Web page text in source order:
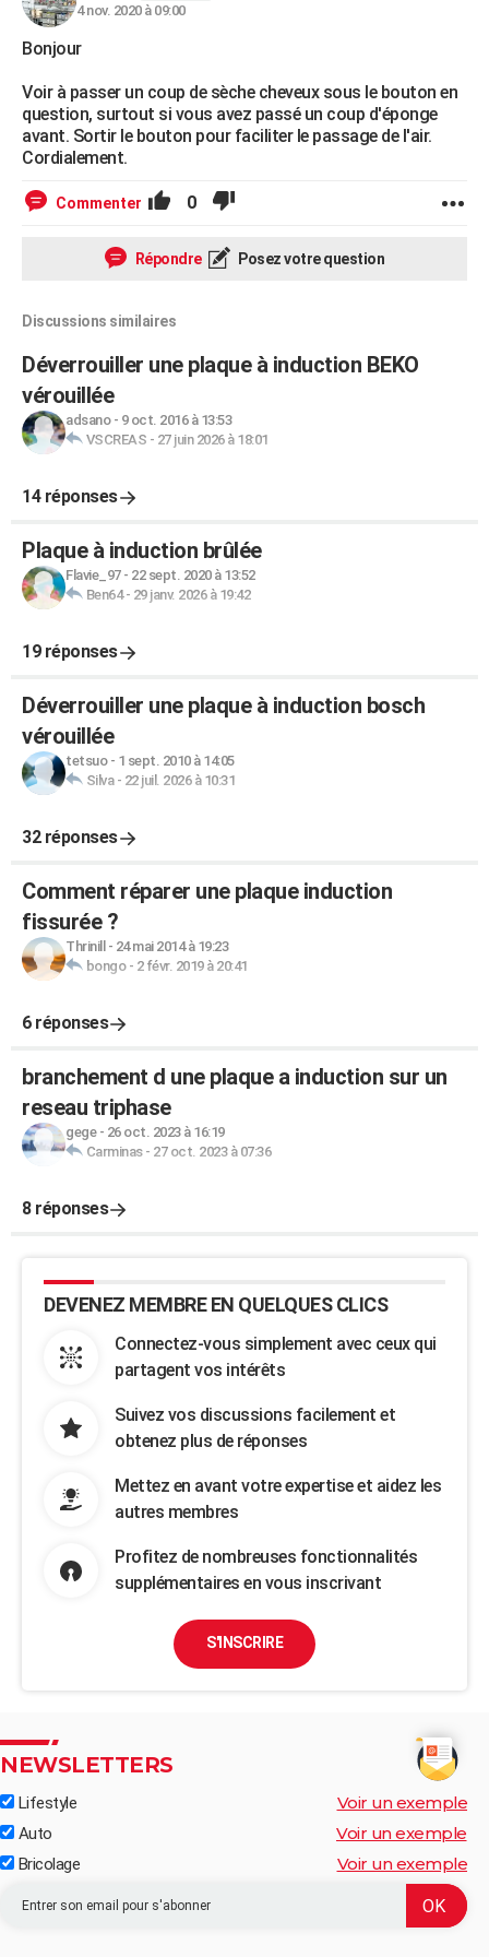
4 nov. 2020 à 09:00
Bonjour
Voir à passer un coup de sèche cheveux sous le bouton en
question, surtout si vous avez passé un coup d'éponge
avant. Sortir le bouton pour faciliter le passage de l'air.
Cordialement.
Commenter 0
Répondre Posez votre question
Discussions similaires
Déverrouiller une plaque à induction BEKO
vérouillée
adsano- 9 oct. 2016 à 13:53
VSCREAS - 27 juin 2026 à 18:01
14 réponses
Plaque à induction brûlée
Flavie_97- 22 sept. 2020 à 13:52
Ben64- 29 janv. 2026 à 19:42
19 réponses
Déverrouiller une plaque à induction bosch
vérouillée
tetsuo- 1 sept. 2010 à 14:05
Silva- 22 juil. 2026 à 10:31
32 réponses
Comment réparer une plaque induction
fissurée ?
Thrinill - 24 mai 2014 à 19:23
bongo- 2 févr. 2019 à 20:41
6 réponses
branchement d une plaque a induction sur un
reseau triphase
gege- 26 oct. 2023 à 16:19
Carminas- 27 oct. 2023 à 07:36
8 réponses
DEVENEZ MEMBRE EN QUELQUES CLICS
Connectez-vous simplement avec ceux qui
partagent vos intérêts
Suivez vos discussions facilement et
obtenez plus de réponses
Mettez en avant votre expertise et aidez les
autres membres
Profitez de nombreuses fonctionnalités
supplémentaires en vous inscrivant
S'INSCRIRE
NEWSLETTERS
Lifestyle Voir un exemple
Auto Voir un exemple
Bricolage Voir un exemple